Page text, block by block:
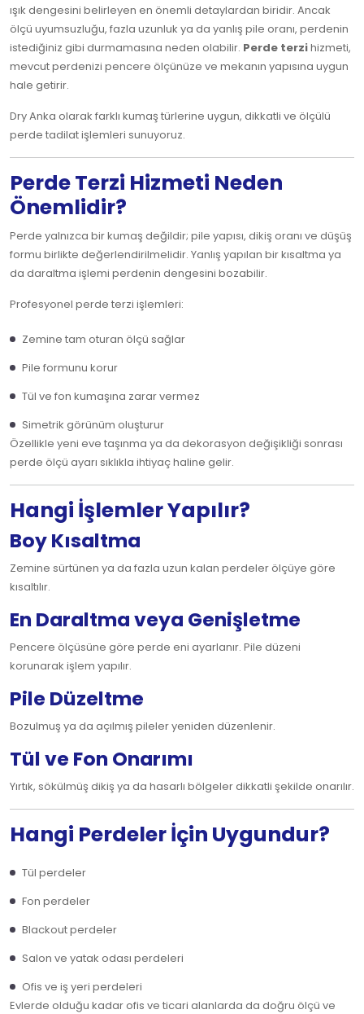
ışık dengesini belirleyen en önemli detaylardan biridir. Ancak
ölçü uyumsuzluğu, fazla uzunluk ya da yanlış pile oranı, perdenin
istediğiniz gibi durmamasına neden olabilir. Perde terzihizmeti,
mevcut perdenizi pencere ölçünüze ve mekanın yapısına uygun
hale getirir.
Dry Anka olarak farklı kumaş türlerine uygun, dikkatli ve ölçülü
perde tadilat işlemleri sunuyoruz.
Perde Terzi Hizmeti Neden
Önemlidir?
Perde yalnızca bir kumaş değildir; pile yapısı, dikiş oranı ve düşüş
formu birlikte değerlendirilmelidir. Yanlış yapılan bir kısaltma ya
da daraltma işlemi perdenin dengesini bozabilir.
Profesyonel perde terzi işlemleri:
Zemine tam oturan ölçü sağlar
Pile formunu korur
Tül ve fon kumaşına zarar vermez
Simetrik görünüm oluşturur
Özellikle yeni eve taşınma ya da dekorasyon değişikliği sonrası
perde ölçü ayarı sıklıkla ihtiyaç haline gelir.
Hangi İşlemler Yapılır?
Boy Kısaltma
Zemine sürtünen ya da fazla uzun kalan perdeler ölçüye göre
kısaltılır.
En Daraltma veya Genişletme
Pencere ölçüsüne göre perde eni ayarlanır. Pile düzeni
korunarak işlem yapılır.
Pile Düzeltme
Bozulmuş ya da açılmış pileler yeniden düzenlenir.
Tül ve Fon Onarımı
Yırtık, sökülmüş dikiş ya da hasarlı bölgeler dikkatli şekilde onarılır.
Hangi Perdeler İçin Uygundur?
Tül perdeler
Fon perdeler
Blackout perdeler
Salon ve yatak odası perdeleri
Ofis ve iş yeri perdeleri
Evlerde olduğu kadar ofis ve ticari alanlarda da doğru ölçü ve